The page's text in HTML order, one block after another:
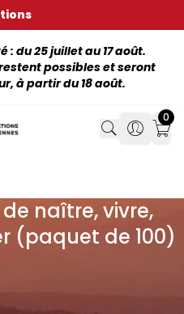
du 25 juillet au 17 août.
possibles et seront
à partir du 18 août.
Search
Search
0
naître, vivre,
(paquet de 100)